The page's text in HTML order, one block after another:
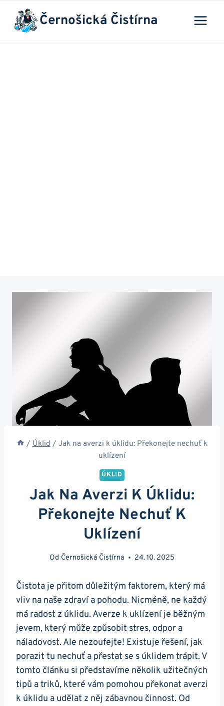
Přeskočit
obsah
Černošická Čistírna
/ Úklid / Jak na averzi k úklidu: Překonejte nechuť k
uklízení
ÚKLID
Jak Na Averzi K Úklidu:
Překonejte Nechuť K
Uklízení
Od Černošická Čistírna 24. 10. 2025
Čistota je přitom důležitým faktorem, který má
vliv na naše zdraví a pohodu. Nicméně, ne každý
má radost z úklidu. Averze k uklízení je běžným
jevem, který může způsobit stres, odpor a
náladovost. Ale nezoufejte! Existuje řešení, jak
porazit tu nechuť a přestat se s úklidem trápit. V
tomto článku si představíme několik užitečných
tipů a triků, které vám pomohou překonat averzi
k úklidu a udělat z něj zábavnou činnost. Od